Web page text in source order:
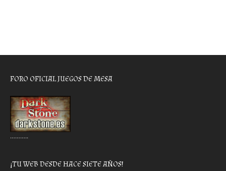
FORO OFICIAL JUEGOS DE MESA
………..
¡TU WEB DESDE HACE SIETE AÑOS!